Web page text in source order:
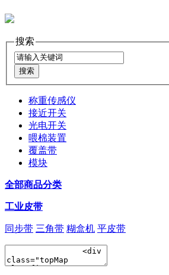
搜索
称重传感仪
接近开关
光电开关
喂棉装置
覆盖带
模块
全部商品分类
工业皮带
同步带 三角带 糊盒机 平皮带